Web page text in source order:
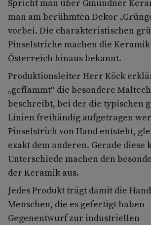
Spricht man über Gmundner
man am berühmten Dekor
vorbei. Die charakteristischen
Pinselstriche machen die
Österreich hinaus bekannt.
Produktionsleiter Herr Köck
„geflammt“ die besondere
beschreibt, bei der die typischen
Linien freihändig aufgetragen
Pinselstrich von Hand entsteht,
exakt dem anderen. Gerade diese
Unterschiede machen den
der Keramik aus.
Jedes Produkt trägt damit die
Menschen, die es gefertigt haben
Gegenentwurf zur industriellen